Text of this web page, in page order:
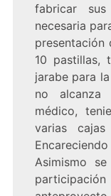
fabricar
necesaria
presentación
10 pastillas,
jarabe para
no alcanza
médico,
varias
Asimismo